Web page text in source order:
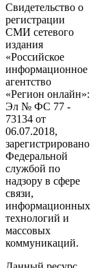
Свидетельство о
регистрации
СМИ сетевого
издания
«Российское
информационное
агентство
«Регион онлайн»:
Эл № ФС 77 -
73134 от
06.07.2018,
зарегистрировано
Федеральной
службой по
надзору в сфере
связи,
информационных
технологий и
массовых
коммуникаций.